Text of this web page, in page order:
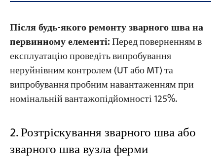
Після будь-якого ремонту зварного шва на
первинному елементі:Перед поверненням в
експлуатацію проведіть випробування
неруйнівним контролем (UT або MT) та
випробування пробним навантаженням при
номінальній вантажопідйомності 125%.
2. Розтріскування зварного шва або
зварного шва вузла ферми